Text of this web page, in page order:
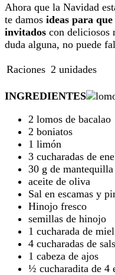
Ahora que la Navidad
te damos ideas para
invitados con deliciosos
duda alguna, no puede
Raciones 2 unidades
INGREDIENTES
2 lomos de bacalao
2 boniatos
1 limón
3 cucharadas de
30 g de mantequilla
aceite de oliva
Sal en escamas y
Hinojo fresco
semillas de hinojo
1 cucharada de miel
4 cucharadas de
1 cabeza de ajos
½ cucharadita de 4